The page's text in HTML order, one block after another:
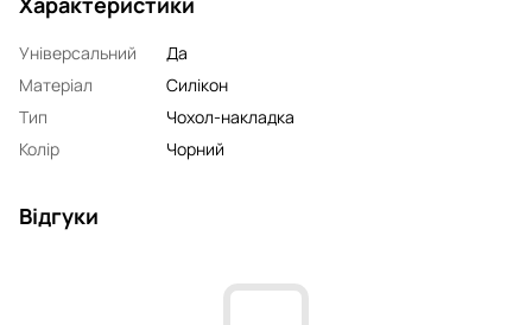
Універсальний
Да
Матеріал
Силікон
Тип
Чохол-накладка
Колір
Чорний
Відгуки